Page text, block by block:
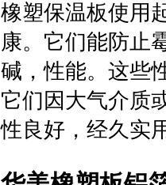
橡塑保温板使用
康。它们能防止
碱，性能。这些
它们因大气介质
性良好，经久实